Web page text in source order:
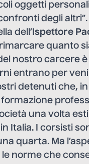
oggetti
degli
dell’ Ispettore
quanto
del nostro carcere
entrano per
detenuti che,
una volta
in Italia. I corsisti
quarta. Ma
le norme che